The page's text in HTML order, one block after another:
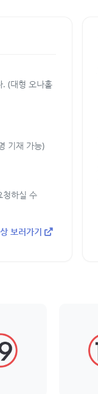
. (대형 오나홀
기재 가능)
청하실 수
보러가기